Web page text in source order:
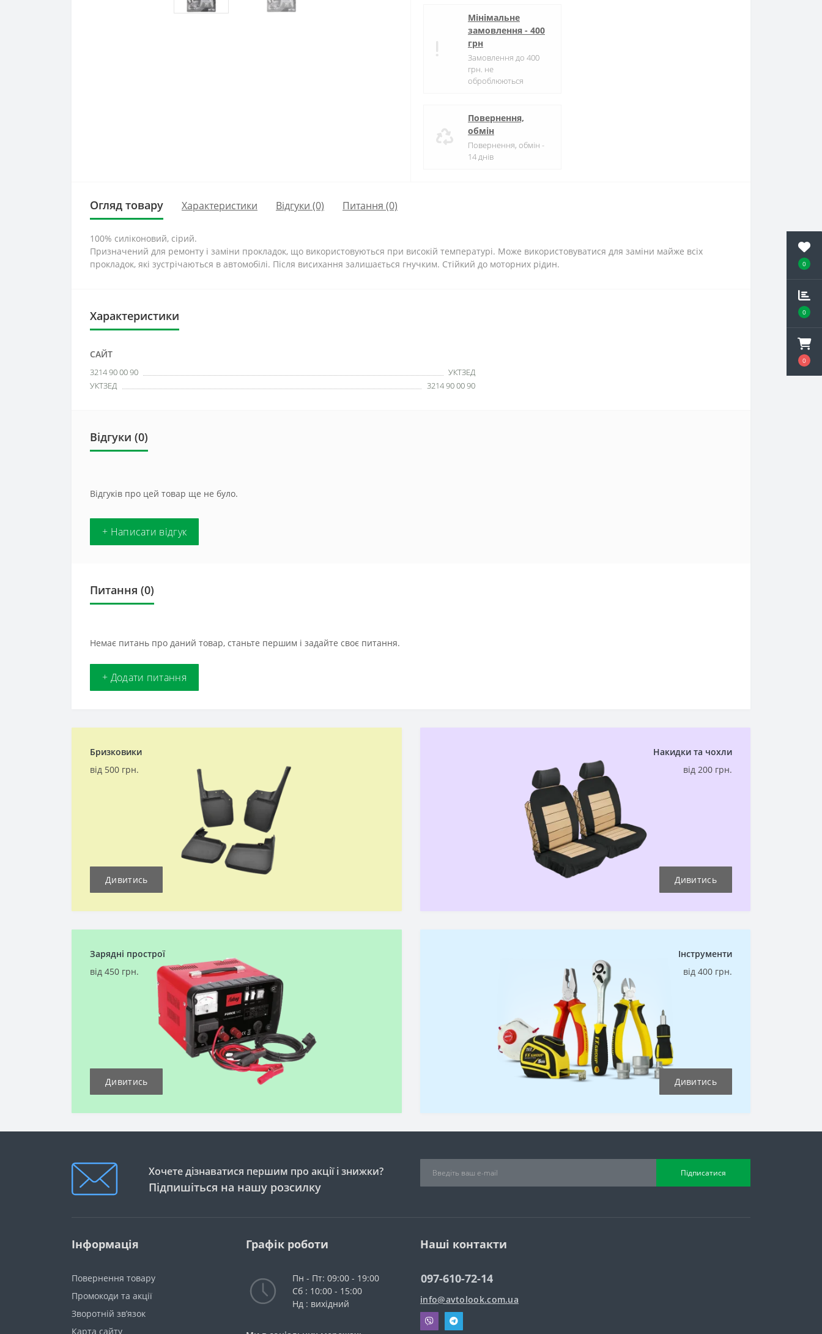
0
0
0
Мінімальне
замовлення - 400
грн
Замовлення до 400
грн. не
оброблюються
Повернення,
обмін
Повернення, обмін -
14 днів
Огляд товару Характеристики Відгуки (0) Питання (0)
100% силіконовий, сірий.
Призначений для ремонту і заміни прокладок, що використовуються при високій температурі. Може використовуватися для заміни майже всіх
прокладок, які зустрічаються в автомобілі. Після висихання залишається гнучким. Стійкий до моторних рідин.
Характеристики
САЙТ
3214 90 00 90
УКТЗЕД
УКТЗЕД
3214 90 00 90
Відгуки (0)
Відгуків про цей товар ще не було.
+ Написати відгук
Питання (0)
Немає питань про даний товар, станьте першим і задайте своє питання.
+ Додати питання
Бризковики
від 500 грн.
Дивитись
Накидки та чохли
від 200 грн.
Дивитись
Зарядні прострої
від 450 грн.
Дивитись
Інструменти
від 400 грн.
Дивитись
Хочете дізнаватися першим про акції і знижки?
Підпишіться на нашу розсилку
Підписатися
Інформація
Повернення товару
Промокоди та акції
Зворотній зв’язок
Карта сайту
Графік роботи
Пн - Пт: 09:00 - 19:00
Сб : 10:00 - 15:00
Нд : вихідний
Наші контакти
097-610-72-14
info@avtolook.com.ua